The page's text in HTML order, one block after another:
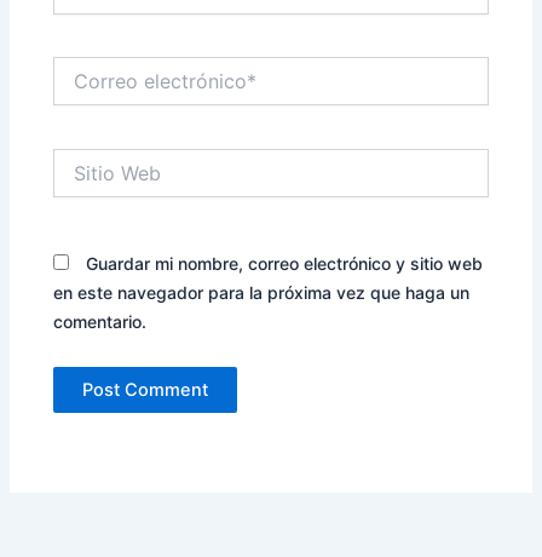
electrónico*
Web
Guardar mi nombre, correo electrónico y sitio web
en este navegador para la próxima vez que haga un
comentario.